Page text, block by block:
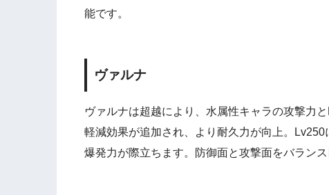
能です。
ヴァルナ
ヴァルナは超越により、水属性キャラの攻撃力
軽減効果が追加され、より耐久力が向上。
爆発力が際立ちます。防御面と攻撃面をバラン